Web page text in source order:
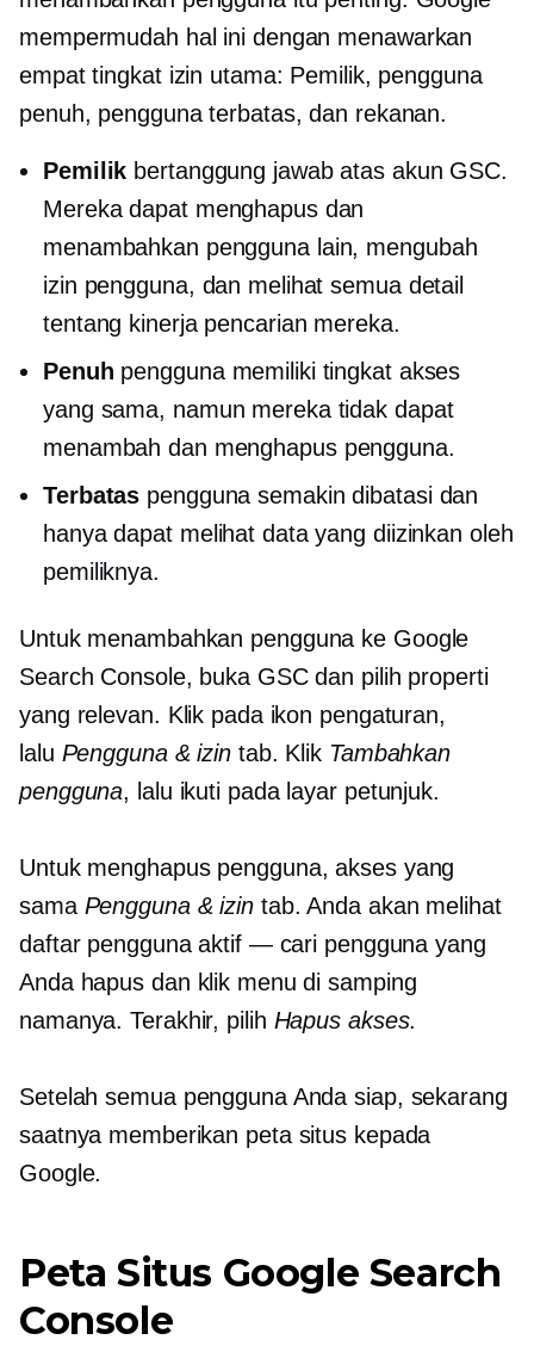
mempermudah hal ini dengan menawarkan
empat tingkat izin utama: Pemilik, pengguna
penuh, pengguna terbatas, dan rekanan.
Pemilik bertanggung jawab atas akun GSC.
Mereka dapat menghapus dan
menambahkan pengguna lain, mengubah
izin pengguna, dan melihat semua detail
tentang kinerja pencarian mereka.
Penuh pengguna memiliki tingkat akses
yang sama, namun mereka tidak dapat
menambah dan menghapus pengguna.
Terbatas pengguna semakin dibatasi dan
hanya dapat melihat data yang diizinkan oleh
pemiliknya.
Untuk menambahkan pengguna ke Google
Search Console, buka GSC dan pilih properti
yang relevan. Klik pada ikon pengaturan,
lalu Pengguna & izin tab. Klik Tambahkan
pengguna, lalu ikuti pada layarpetunjuk.
Untuk menghapus pengguna, akses yang
sama Pengguna & izin tab. Anda akan melihat
daftar pengguna aktif — cari pengguna yang
Anda hapus dan klik menu di samping
namanya. Terakhir, pilih Hapus akses.
Setelah semua pengguna Anda siap, sekarang
saatnya memberikan peta situs kepada
Google.
Peta Situs Google Search
Console